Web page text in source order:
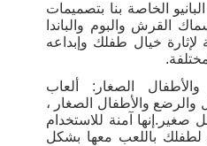
الخاصة بنا بتصميمات
القرش والبوم والباندا
خيال طفلك وإبداعه
الصغار: ألعاب
والأطفال الصغار ،
صغير.إنها آمنة للاستخدام
باللعب معها بشكل